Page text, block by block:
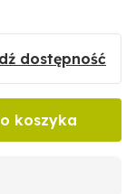
dostępność
koszyka